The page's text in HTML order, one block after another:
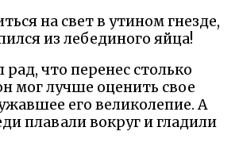
на свет в утином гнезде,
из лебединого яйца!
что перенес столько
мог лучше оценить свое
его великолепие. А
плавали вокруг и гладили